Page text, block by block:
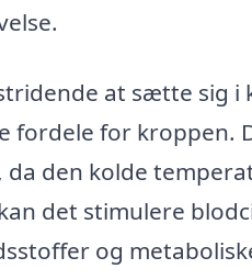
at sætte sig
fordele for kroppen.
den kolde
det stimulere
og